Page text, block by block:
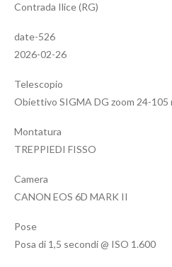
Contrada Ilice (RG)
date-526
2026-02-26
Telescopio
Obiettivo SIGMA DG zoom 24-105
Montatura
TREPPIEDI FISSO
Camera
CANON EOS 6D MARK II
Pose
Posa di 1,5 secondi @ ISO 1.600